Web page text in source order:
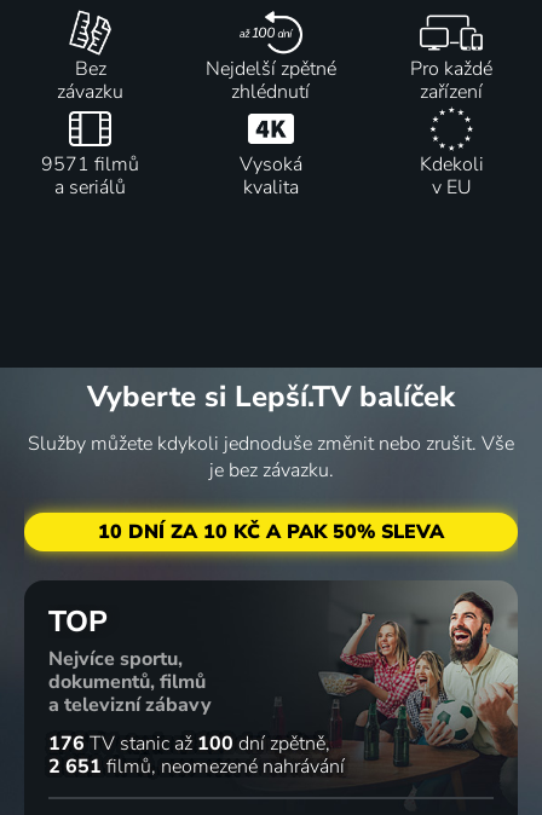
Bez
závazku
Nejdelší zpětné
zhlédnutí
Pro každé
zařízení
9571 filmů
a seriálů
Vysoká
kvalita
Kdekoli
v EU
Vyberte si Lepší.TV balíček
Služby můžete kdykoli jednoduše změnit nebo zrušit. Vše
je bez závazku.
10 DNÍ ZA 10 KČ A PAK 50% SLEVA
TOP
Nejvíce sportu,
dokumentů, filmů
a televizní zábavy
176 TV stanic až 100 dní zpětně
2 651 filmů neomezené nahrávání